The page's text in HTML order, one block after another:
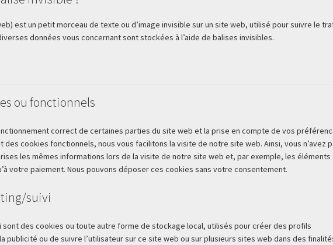
est un petit morceau de texte ou d’image invisible sur un site web, utilisé pour suivre le
données vous concernant sont stockées à l’aide de balises invisibles.
ou fonctionnels
correct de certaines parties du site web et la prise en compte de vos
des cookies fonctionnels, nous vous facilitons la visite de notre site web. Ainsi, vous n’avez
les mêmes informations lors de la visite de notre site web et, par exemple, les éléments
votre paiement. Nous pouvons déposer ces cookies sans votre consentement.
suivi
des cookies ou toute autre forme de stockage local, utilisés pour créer des profils
publicité ou de suivre l’utilisateur sur ce site web ou sur plusieurs sites web dans des